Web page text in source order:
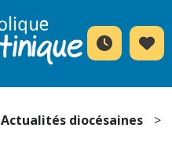
Actualités diocésaines